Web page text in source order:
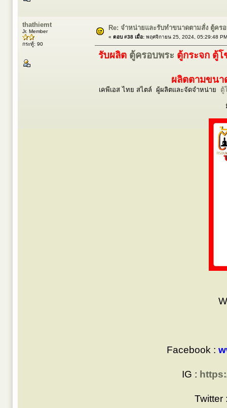
thathiemt
Jr. Member
กระทู้: 90
Re: จำหน่ายและรับทำขนาดตามสั่ง ตู้คร
« ตอบ #38 เมื่อ: พฤศจิกายน 25, 2024, 05:29:48
รับผลิต ตู้ครอบพระ ตู้กระจก ตู้โ
ผลิตตามขนา
เคพีเอส ไทย สไตล์ ผู้ผลิตและจัดจำหน่าย ตู้
Facebook :
IG :
Twitter